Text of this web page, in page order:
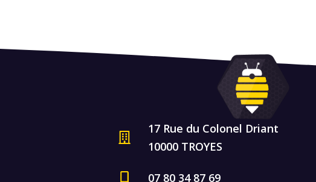
17 Rue du Colonel Driant
10000 TROYES
07 80 34 87 69